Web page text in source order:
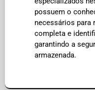
possuem o
necessários para
completa e
garantindo a
armazenada.